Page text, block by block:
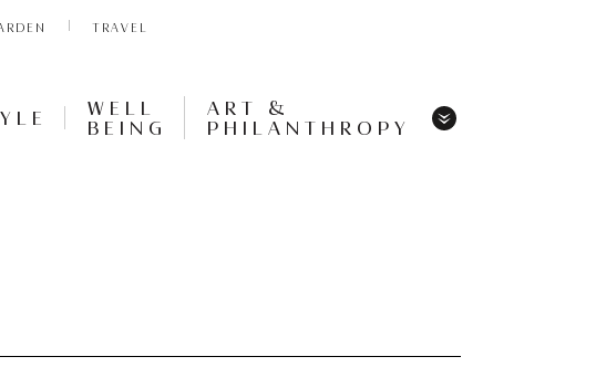
TRAVEL
WELL
BEING
ART &
PHILANTHROPY